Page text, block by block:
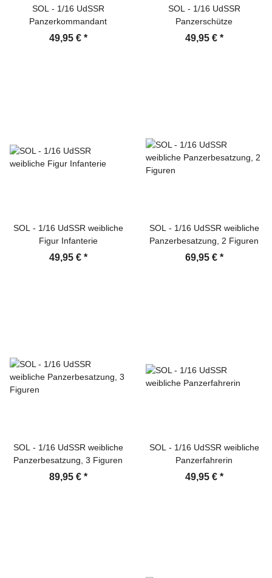
SOL - 1/16 UdSSR
Panzerkommandant
49,95 € *
SOL - 1/16 UdSSR
Panzerschütze
49,95 € *
SOL - 1/16 UdSSR weibliche
Figur Infanterie
49,95 € *
SOL - 1/16 UdSSR weibliche
Panzerbesatzung, 2 Figuren
69,95 € *
SOL - 1/16 UdSSR weibliche
Panzerbesatzung, 3 Figuren
89,95 € *
SOL - 1/16 UdSSR weibliche
Panzerfahrerin
49,95 € *